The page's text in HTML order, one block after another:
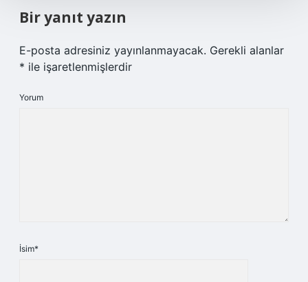
Bir yanıt yazın
E-posta adresiniz yayınlanmayacak. Gerekli alanlar
* ile işaretlenmişlerdir
Yorum
İsim*